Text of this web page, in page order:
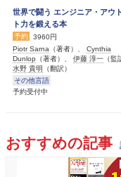
世界で闘う エンジニア・アウ
ト力を鍛える本
予約
3960円
Piotr Sarna （著者）、 Cynthia
Dunlop （著者）、 伊藤 淳一 （監
水野 貴明 （翻訳）
その他言語
予約受付中
おすすめの記事